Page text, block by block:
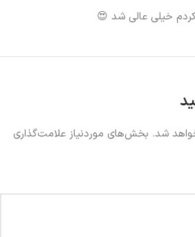
خیلی عالی شد 😍
شد. بخش‌های موردنیاز علامت‌گذاری